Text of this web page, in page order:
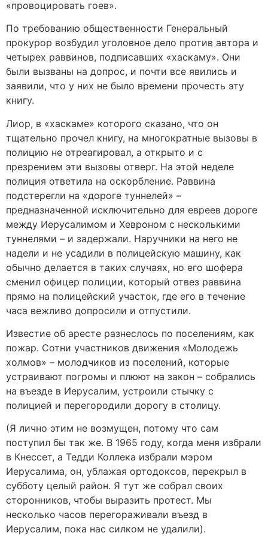
«провоцировать гоев».
По требованию общественности Генеральный
прокурор возбудил уголовное дело против автора и
четырех раввинов, подписавших «хаскаму». Они
были вызваны на допрос, и почти все явились и
заявили, что у них не было времени прочесть эту
книгу.
Лиор, в «хаскаме» которого сказано, что он
тщательно прочел книгу, на многократные вызовы в
полицию не отреагировал, а открыто и с
презрением эти вызовы отверг. На этой неделе
полиция ответила на оскорбление. Раввина
подстерегли на «дороге туннелей» –
предназначенной исключительно для евреев дороге
между Иерусалимом и Хевроном с несколькими
туннелями – и задержали. Наручники на него не
надели и не усадили в полицейскую машину, как
обычно делается в таких случаях, но его шофера
сменил офицер полиции, который отвез раввина
прямо на полицейский участок, где его в течение
часа вежливо допросили и отпустили.
Известие об аресте разнеслось по поселениям, как
пожар. Сотни участников движения «Молодежь
холмов» – молодчиков из поселений, которые
устраивают погромы и плюют на закон – собрались
на въезде в Иерусалим, устроили стычку с
полицией и перегородили дорогу в столицу.
(Я лично этим не возмущен, потому что сам
поступил бы так же. В 1965 году, когда меня избрали
в Кнессет, а Тедди Коллека избрали мэром
Иерусалима, он, ублажая ортодоксов, перекрыл в
субботу целый район. Я тут же собрал своих
сторонников, чтобы выразить протест. Мы
несколько часов перегораживали въезд в
Иерусалим, пока нас силком не удалили).